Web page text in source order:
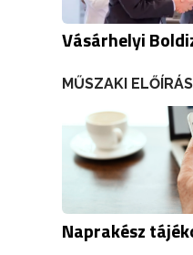
Vásárhelyi
MŰSZAKI
Naprakész